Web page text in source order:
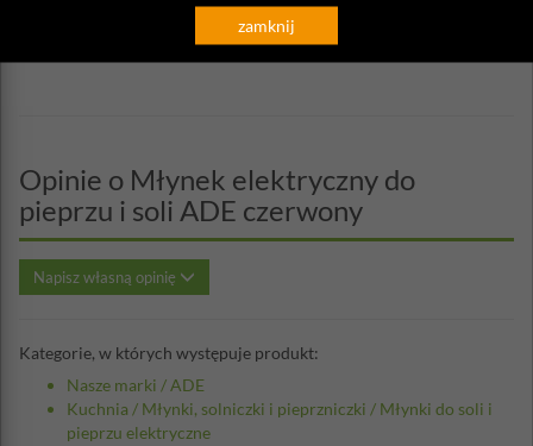
zamknij
Opinie o Młynek elektryczny do
pieprzu i soli ADE czerwony
Napisz własną opinię
Kategorie, w których występuje produkt:
Nasze marki /ADE
Kuchnia / Młynki, solniczki i pieprzniczki / Młynki do soli i
pieprzu elektryczne